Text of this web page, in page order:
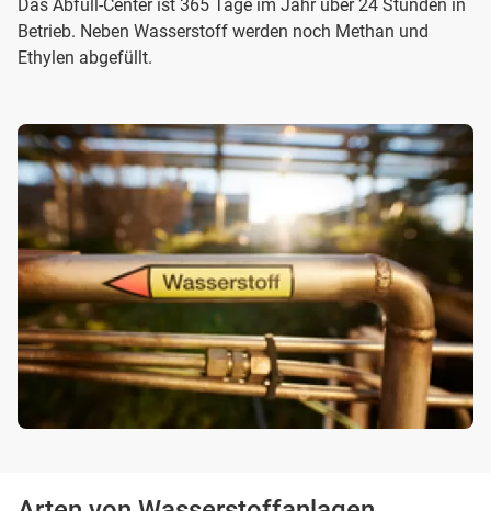
Das Abfüll-Center ist 365 Tage im Jahr über 24 Stunden in
Betrieb. Neben Wasserstoff werden noch Methan und
Ethylen abgefüllt.